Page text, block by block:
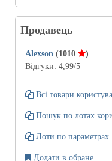
Продавець
Alexson (1010
)
Відгуки: 4,99/5
Всі товари
Пошук по лотах
Лоти по параметрах
Додати в обране